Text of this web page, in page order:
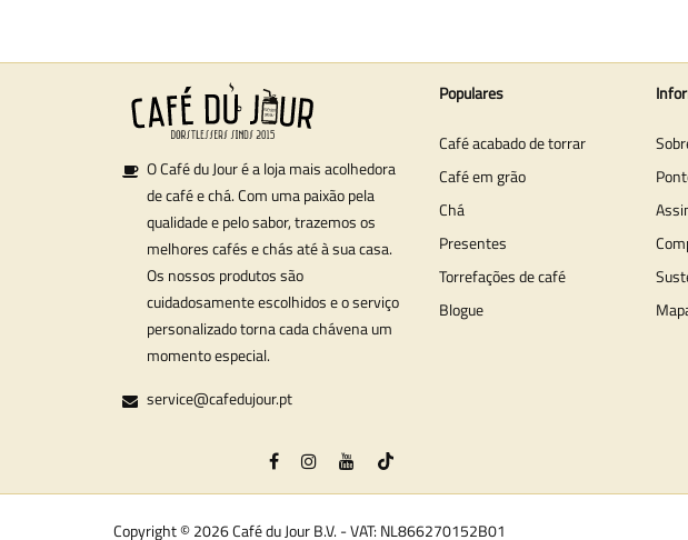
O Café du Jour é a loja mais acolhedora
de café e chá. Com uma paixão pela
qualidade e pelo sabor, trazemos os
melhores cafés e chás até à sua casa.
Os nossos produtos são
cuidadosamente escolhidos e o serviço
personalizado torna cada chávena um
momento especial.
service@cafedujour.pt
Populares
Café acabado de torrar
Café em grão
Chá
Presentes
Torrefações de café
Blogue
Copyright © 2026 Café du Jour B.V. - VAT: NL866270152B01